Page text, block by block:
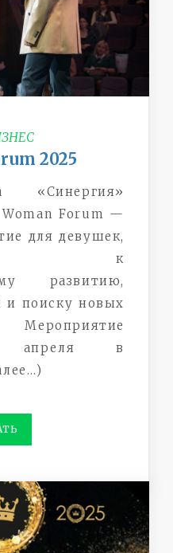
2025
«Синергия»
Forum —
для девушек,
к
развитию,
и поиску новых
апреля в